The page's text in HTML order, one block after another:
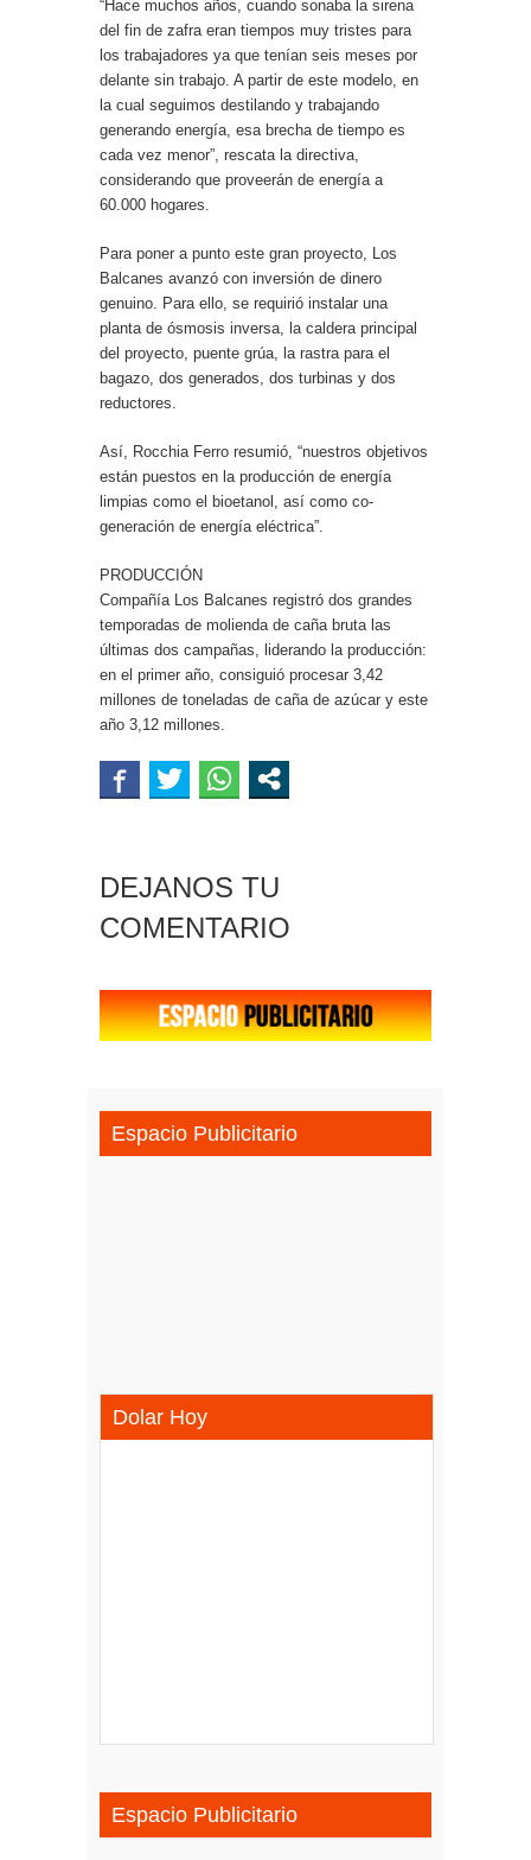
“Hace muchos años, cuando sonaba la sirena
del fin de zafra eran tiempos muy tristes para
los trabajadores ya que tenían seis meses por
delante sin trabajo. A partir de este modelo, en
la cual seguimos destilando y trabajando
generando energía, esa brecha de tiempo es
cada vez menor”, rescata la directiva,
considerando que proveerán de energía a
60.000 hogares.
Para poner a punto este gran proyecto, Los
Balcanes avanzó con inversión de dinero
genuino. Para ello, se requirió instalar una
planta de ósmosis inversa, la caldera principal
del proyecto, puente grúa, la rastra para el
bagazo, dos generados, dos turbinas y dos
reductores.
Así, Rocchia Ferro resumió, “nuestros objetivos
están puestos en la producción de energía
limpias como el bioetanol, así como co-
generación de energía eléctrica”.
PRODUCCIÓN
Compañía Los Balcanes registró dos grandes
temporadas de molienda de caña bruta las
últimas dos campañas, liderando la producción:
en el primer año, consiguió procesar 3,42
millones de toneladas de caña de azúcar y este
año 3,12 millones.
DEJANOS TU
COMENTARIO
Espacio Publicitario
Dolar Hoy
Espacio Publicitario